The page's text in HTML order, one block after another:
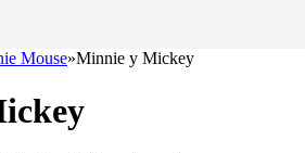
Mouse»Minnie y Mickey